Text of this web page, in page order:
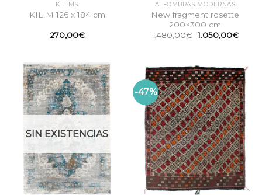
KILIMS
KILIM 126 x 184 cm
270,00€
ALFOMBRAS MODERNAS
New fragment rosette
200×300 cm
1.480,00€ El
precio
1.480,00€.
1.050,00€El
SIN EXISTENCIAS
-47%